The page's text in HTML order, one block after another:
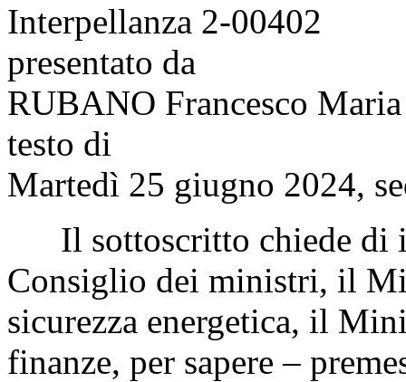
Interpellanza 2-00402
presentato da
RUBANO Francesco Maria
testo di
Martedì 25 giugno 2024,
Il sottoscritto chiede di
Consiglio dei ministri, il
sicurezza energetica, il
finanze, per sapere –